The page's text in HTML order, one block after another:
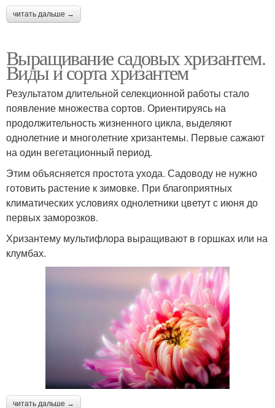
читать дальше →
Выращивание садовых хризантем.
Виды и сорта хризантем
Результатом длительной селекционной работы стало
появление множества сортов. Ориентируясь на
продолжительность жизненного цикла, выделяют
однолетние и многолетние хризантемы. Первые сажают
на один вегетационный период.
Этим объясняется простота ухода. Садоводу не нужно
готовить растение к зимовке. При благоприятных
климатических условиях однолетники цветут с июня до
первых заморозков.
Хризантему мультифлора выращивают в горшках или на
клумбах.
читать дальше →